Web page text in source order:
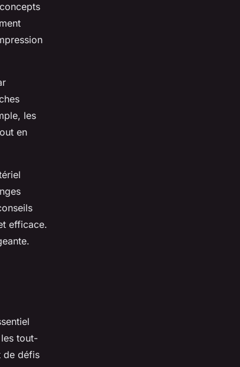
les
en
efficace.
tout-
de défis